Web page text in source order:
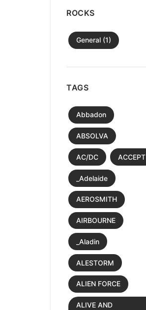
ROCKS
General (1)
TAGS
Abbadon
ABSOLVA
AC/DC ACCEPT
_Adelaide
AEROSMITH
AIRBOURNE
_Aladin
ALESTORM
ALIEN FORCE
ALIVE AND